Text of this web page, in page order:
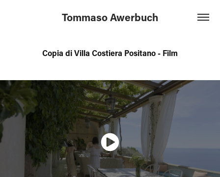
Tommaso Awerbuch
Copia di Villa Costiera Positano - Film